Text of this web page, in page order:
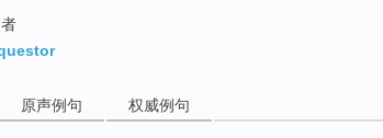
原声例句 权威例句